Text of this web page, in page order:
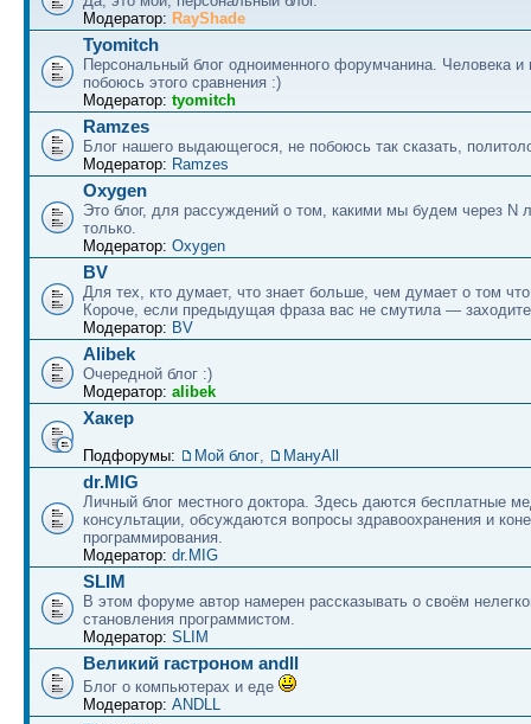
Модератор: RayShade
Tyomitch
Персональный блог одноименного форумчанина. Человека и
побоюсь этого сравнения :)
Модератор: tyomitch
Ramzes
Блог нашего выдающегося, не побоюсь так сказать,
Модератор: Ramzes
Oxygen
Это блог, для рассуждений о том, какими мы будем через N
только.
Модератор: Oxygen
BV
Для тех, кто думает, что знает больше, чем думает о том что
Короче, если предыдущая фраза вас не смутила —
Модератор: BV
Alibek
Очередной блог :)
Модератор: alibek
Хакер
Подфорумы: Мой блог, МануAll
dr.MIG
Личный блог местного доктора. Здесь даются бесплатные
консультации, обсуждаются вопросы здравоохранения и
программирования.
Модератор: dr.MIG
SLIM
В этом форуме автор намерен рассказывать о своём
становления программистом.
Модератор: SLIM
Великий гастроном andll
Блог о компьютерах и еде
Модератор: ANDLL